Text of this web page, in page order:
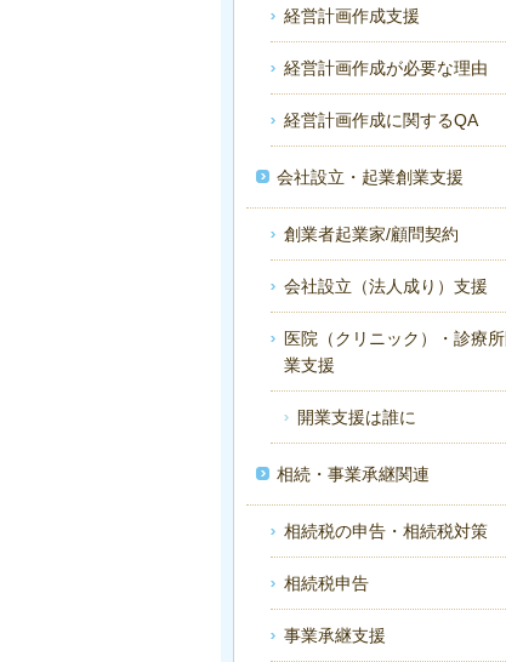
経営計画作成支援
経営計画作成が必要な理由
経営計画作成に関するQA
会社設立・起業創業支援
創業者起業家/顧問契約
会社設立（法人成り）支援
医院（クリニック）・診療所
業支援
開業支援は誰に
相続・事業承継関連
相続税の申告・相続税対策
相続税申告
事業承継支援